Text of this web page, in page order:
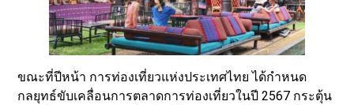
ขณะที่ปีหน้า การท่องเที่ยวแห่งประเทศไทย ได้กำหนด
กลยุทธ์ขับเคลื่อนการตลาดการท่องเที่ยวในปี 2567 กระตุ้น